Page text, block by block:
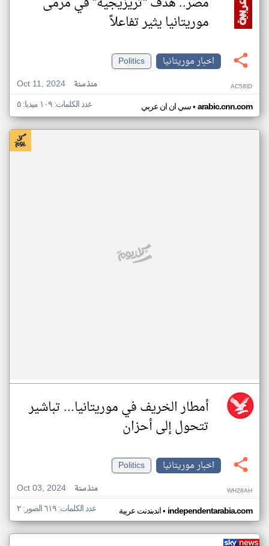
موريتانيا يثير تفاعلاً
اخبار موريتانيا
Politics
Oct 11, 2024
منذ سنة AC58ID
سي ان ان عربي• arabic.cnn.com عدد الكلمات: ١٠٩ ميديا: ٥
أمطار الخريف في موريتانيا... تباشير
تتحول إلى أحزان
اخبار موريتانيا
Politics
Oct 03, 2024
منذ سنة WH28AH
اندبندنت عربية• independentarabia.com عدد الكلمات: ٦١٩ الصور: ٢